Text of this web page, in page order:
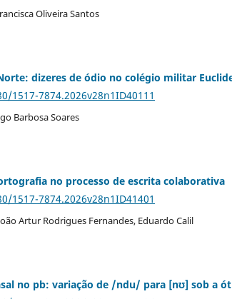
Oliveira Santos
dizeres de ódio no colégio militar
1517-7874.2026v28n1ID40111
Barbosa Soares
no processo de escrita colaborativa
1517-7874.2026v28n1ID41401
Artur Rodrigues Fernandes, Eduardo Calil
no pb: variação de /ndu/ para [nʊ] sob a